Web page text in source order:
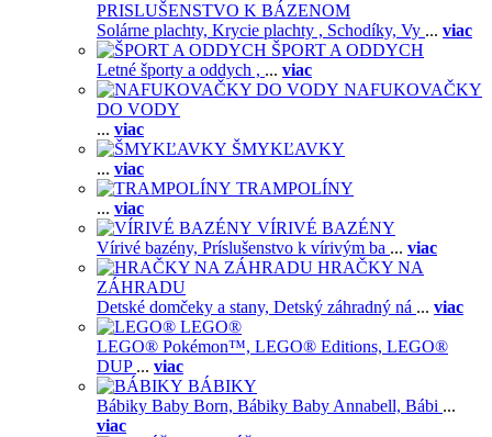
PRISLUŠENSTVO K BÁZENOM
Solárne plachty, Krycie plachty , Schodíky, Vy ... viac
ŠPORT A ODDYCH
Letné športy a oddych , ... viac
NAFUKOVAČKY
DO VODY
... viac
ŠMYKĽAVKY
... viac
TRAMPOLÍNY
... viac
VÍRIVÉ BAZÉNY
Vírivé bazény, Príslušenstvo k vírivým ba ... viac
HRAČKY NA
ZÁHRADU
Detské domčeky a stany, Detský záhradný ná ... viac
LEGO®
LEGO® Pokémon™, LEGO® Editions, LEGO®
DUP ... viac
BÁBIKY
Bábiky Baby Born, Bábiky Baby Annabell, Bábi ...
viac